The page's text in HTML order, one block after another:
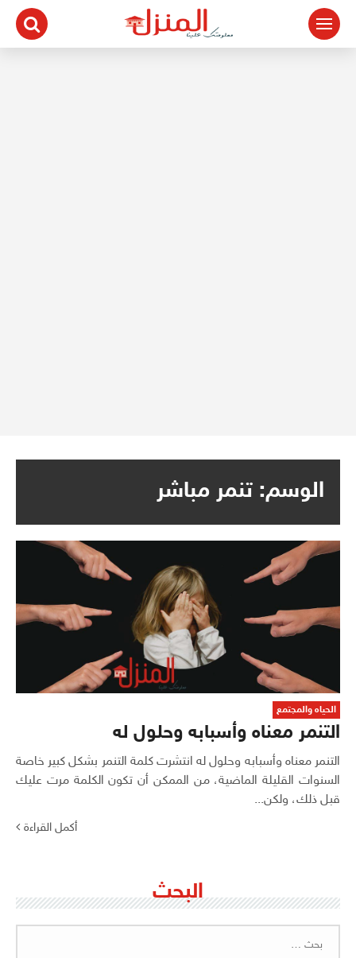
التجاوز
المحتوى
الوسم: تنمر مباشر
الحياه والمجتمع
التنمر معناه وأسبابه وحلول له
التنمر معناه وأسبابه وحلول له انتشرت كلمة التنمر بشكل كبير خاصة
السنوات القليلة الماضية، من الممكن أن تكون الكلمة مرت عليك
قبل ذلك، ولكن...
أكمل القراءة
البحث